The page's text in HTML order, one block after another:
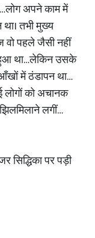
अपने काम में
तभी मुख्य
पहले जैसी नहीं
था…लेकिन उसके
में ठंडापन था…
को अचानक
लगीं…
सिद्धिका पर पड़ी